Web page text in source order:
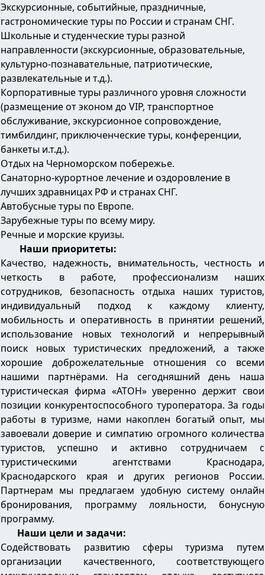
Экскурсионные, событийные, праздничные,
гастрономические туры по России и странам СНГ.
Школьные и студенческие туры разной
направленности (экскурсионные, образовательные,
культурно-познавательные, патриотические,
развлекательные и т.д.).
Корпоративные туры различного уровня сложности
(размещение от эконом до VIP, транспортное
обслуживание, экскурсионное сопровождение,
тимбилдинг, приключенческие туры, конференции,
банкеты и.т.д.).
Отдых на Черноморском побережье.
Санаторно-курортное лечение и оздоровление в
лучших здравницах РФ и странах СНГ.
Автобусные туры по Европе.
Зарубежные туры по всему миру.
Речные и морские круизы.
Наши приоритеты:
Качество, надежность, внимательность, честность и
четкость в работе, профессионализм наших
сотрудников, безопасность отдыха наших туристов,
индивидуальный подход к каждому клиенту,
мобильность и оперативность в принятии решений,
использование новых технологий и непрерывный
поиск новых туристических предложений, а также
хорошие доброжелательные отношения со всеми
нашими партнёрами. На сегодняшний день наша
туристическая фирма «АТОН» уверенно держит свои
позиции конкурентоспособного туроператора. За годы
работы в туризме, нами накоплен богатый опыт, мы
завоевали доверие и симпатию огромного количества
туристов, успешно и активно сотрудничаем с
туристическими агентствами Краснодара,
Краснодарского края и других регионов России.
Партнерам мы предлагаем удобную систему онлайн
бронирования, программу лояльности, бонусную
программу.
Наши цели и задачи:
Содействовать развитию сферы туризма путем
организации качественного, соответствующего